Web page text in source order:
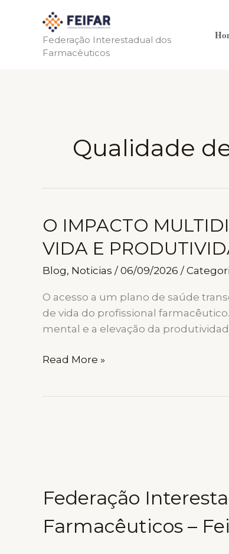
conteúdo
Federação Interestadual dos
Farmacêuticos
Qualidade
O IMPACTO
VIDA E
Blog, Noticias /06/09/2026 /
O acesso a um plano de saúde
de vida do profissional
mental e a elevação da
O
DE
VIDA
E
Read More »
Federação
Farmacêuticos –